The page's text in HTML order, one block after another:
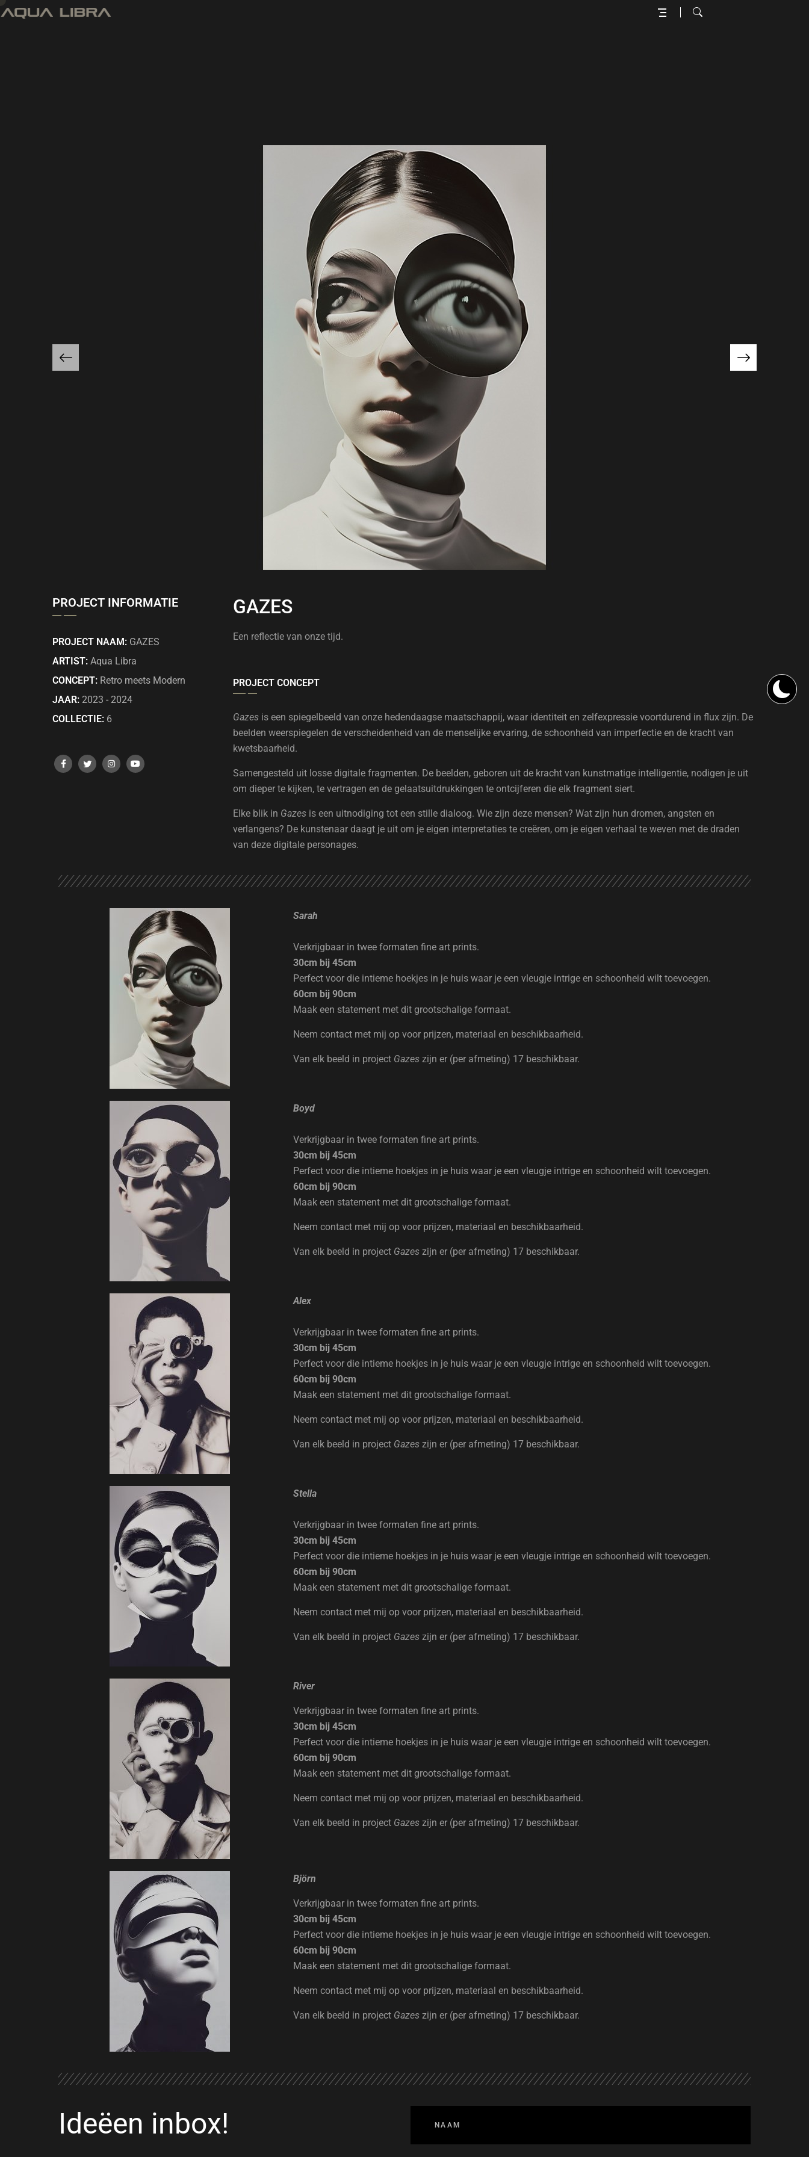
PROJECT INFORMATIE
PROJECT NAAM: GAZES
ARTIST: Aqua Libra
CONCEPT: Retro meets Modern
JAAR: 2023 - 2024
COLLECTIE: 6
GAZES
Een reflectie van onze tijd.
PROJECT CONCEPT
Gazes is een spiegelbeeld van onze hedendaagse maatschappij, waar identiteit en zelfexpressie voortdurend in flux zijn. De
beelden weerspiegelen de verscheidenheid van de menselijke ervaring, de schoonheid van imperfectie en de kracht van
kwetsbaarheid.
Samengesteld uit losse digitale fragmenten. De beelden, geboren uit de kracht van kunstmatige intelligentie, nodigen je uit
om dieper te kijken, te vertragen en de gelaatsuitdrukkingen te ontcijferen die elk fragment siert.
Elke blik in Gazes is een uitnodiging tot een stille dialoog. Wie zijn deze mensen? Wat zijn hun dromen, angsten en
verlangens? De kunstenaar daagt je uit om je eigen interpretaties te creëren, om je eigen verhaal te weven met de draden
van deze digitale personages.
Sarah
Verkrijgbaar in twee formaten fine art prints.
30cm bij 45cm
Perfect voor die intieme hoekjes in je huis waar je een vleugje intrige en schoonheid wilt toevoegen.
60cm bij 90cm
Maak een statement met dit grootschalige formaat.
Neem contact met mij op voor prijzen, materiaal en beschikbaarheid.
Van elk beeld in project Gazeszijn er (per afmeting) 17 beschikbaar.
Boyd
Verkrijgbaar in twee formaten fine art prints.
30cm bij 45cm
Perfect voor die intieme hoekjes in je huis waar je een vleugje intrige en schoonheid wilt toevoegen.
60cm bij 90cm
Maak een statement met dit grootschalige formaat.
Neem contact met mij op voor prijzen, materiaal en beschikbaarheid.
Van elk beeld in project Gazeszijn er (per afmeting) 17 beschikbaar.
Alex
Verkrijgbaar in twee formaten fine art prints.
30cm bij 45cm
Perfect voor die intieme hoekjes in je huis waar je een vleugje intrige en schoonheid wilt toevoegen.
60cm bij 90cm
Maak een statement met dit grootschalige formaat.
Neem contact met mij op voor prijzen, materiaal en beschikbaarheid.
Van elk beeld in project Gazeszijn er (per afmeting) 17 beschikbaar.
Stella
Verkrijgbaar in twee formaten fine art prints.
30cm bij 45cm
Perfect voor die intieme hoekjes in je huis waar je een vleugje intrige en schoonheid wilt toevoegen.
60cm bij 90cm
Maak een statement met dit grootschalige formaat.
Neem contact met mij op voor prijzen, materiaal en beschikbaarheid.
Van elk beeld in project Gazeszijn er (per afmeting) 17 beschikbaar.
River
Verkrijgbaar in twee formaten fine art prints.
30cm bij 45cm
Perfect voor die intieme hoekjes in je huis waar je een vleugje intrige en schoonheid wilt toevoegen.
60cm bij 90cm
Maak een statement met dit grootschalige formaat.
Neem contact met mij op voor prijzen, materiaal en beschikbaarheid.
Van elk beeld in project Gazeszijn er (per afmeting) 17 beschikbaar.
Björn
Verkrijgbaar in twee formaten fine art prints.
30cm bij 45cm
Perfect voor die intieme hoekjes in je huis waar je een vleugje intrige en schoonheid wilt toevoegen.
60cm bij 90cm
Maak een statement met dit grootschalige formaat.
Neem contact met mij op voor prijzen, materiaal en beschikbaarheid.
Van elk beeld in project Gazeszijn er (per afmeting) 17 beschikbaar.
Ideëen inbox!